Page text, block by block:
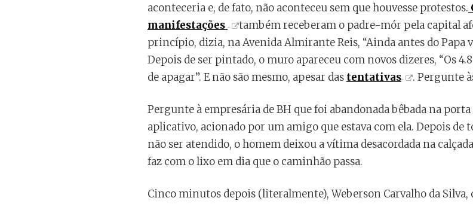
aconteceria e, de fato, não aconteceu sem que houvesse protestos.
manifestações
também receberam o padre-mór pela capital
princípio, dizia, na Avenida Almirante Reis, “Ainda antes do Papa
Depois de ser pintado, o muro apareceu com novos dizeres, “Os
de apagar”. E não são mesmo, apesar das tentativas . Pergunte
Pergunte à empresária de BH que foi abandonada bêbada na
aplicativo, acionado por um amigo que estava com ela. Depois de
não ser atendido, o homem deixou a vítima desacordada na
faz com o lixo em dia que o caminhão passa.
Cinco minutos depois (literalmente), Weberson Carvalho da Silva,